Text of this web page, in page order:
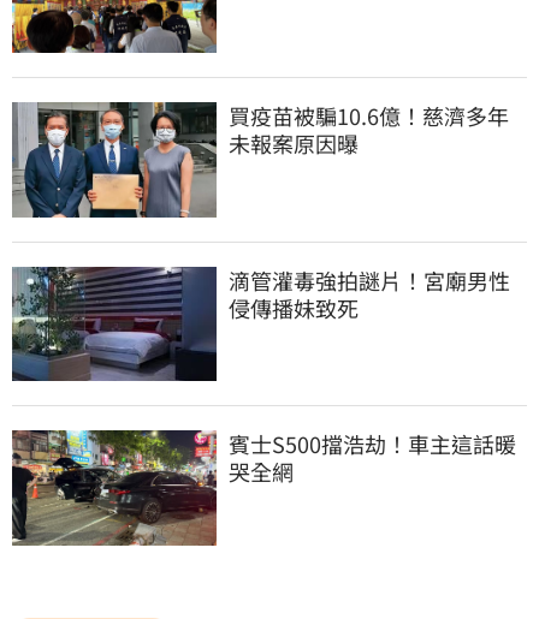
買疫苗被騙10.6億！慈濟多年
未報案原因曝
滴管灌毒強拍謎片！宮廟男性
侵傳播妹致死
賓士S500擋浩劫！車主這話暖
哭全網